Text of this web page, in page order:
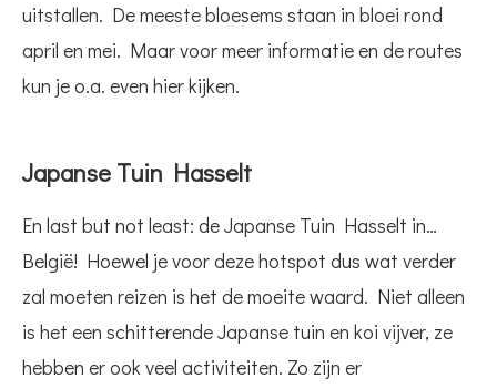
uitstallen. De meeste bloesems staan in bloei rond
april en mei. Maar voor meer informatie en de routes
kun je o.a. even hier kijken.
Japanse Tuin Hasselt
En last but not least: de Japanse Tuin Hasselt in…
België! Hoewel je voor deze hotspot dus wat verder
zal moeten reizen is het de moeite waard. Niet alleen
is het een schitterende Japanse tuin en koi vijver, ze
hebben er ook veel activiteiten. Zo zijn er